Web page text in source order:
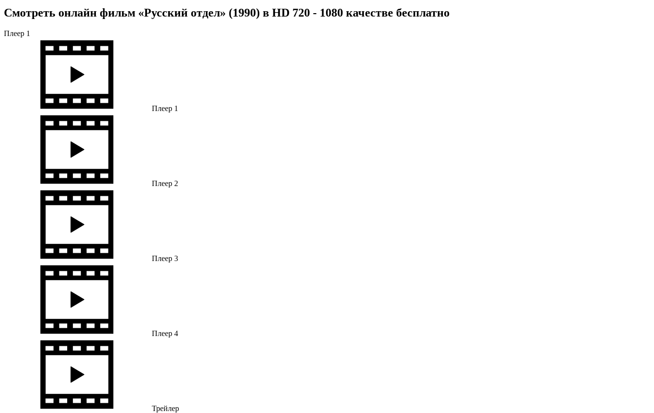
Смотреть онлайн фильм «Русский отдел» (1990) в HD 720 - 1080 качестве бесплатно
Плеер 1
Плеер 1
Плеер 2
Плеер 3
Плеер 4
Трейлер